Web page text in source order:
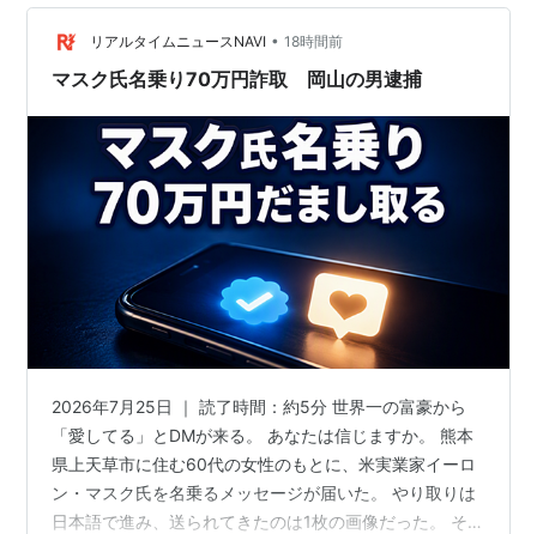
のか」「6%なんて、大赤字を垂れ流すだけではないか」
と思ってしまいます。ですが、元SEであり投資家でもあ
る視点…
リアルタイムニュースNAVI • 18時間前
マスク氏名乗り70万円詐取 岡山の男逮捕
2026年7月25日 ｜ 読了時間：約5分 世界一の富豪から
「愛してる」とDMが来る。 あなたは信じますか。 熊本
県上天草市に住む60代の女性のもとに、米実業家イーロ
ン・マスク氏を名乗るメッセージが届いた。 やり取りは
日本語で進み、送られてきたのは1枚の画像だった。 それ